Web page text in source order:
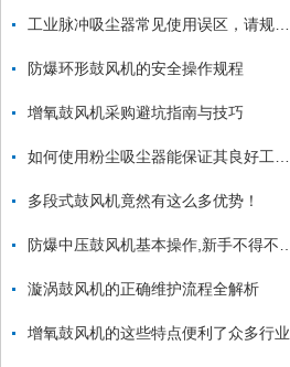
防爆环形鼓风机的安全操作规程
增氧鼓风机采购避坑指南与技巧
多段式鼓风机竟然有这么多优势！
漩涡鼓风机的正确维护流程全解析
增氧鼓风机的这些特点便利了众多行业